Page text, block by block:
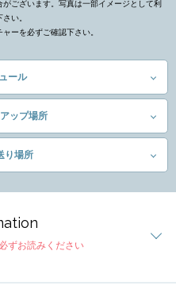
ございます。写真は一部イメージとして利
い。
ーを必ずご確認下さい。
ール
ップ場所
り場所
ずお読みください